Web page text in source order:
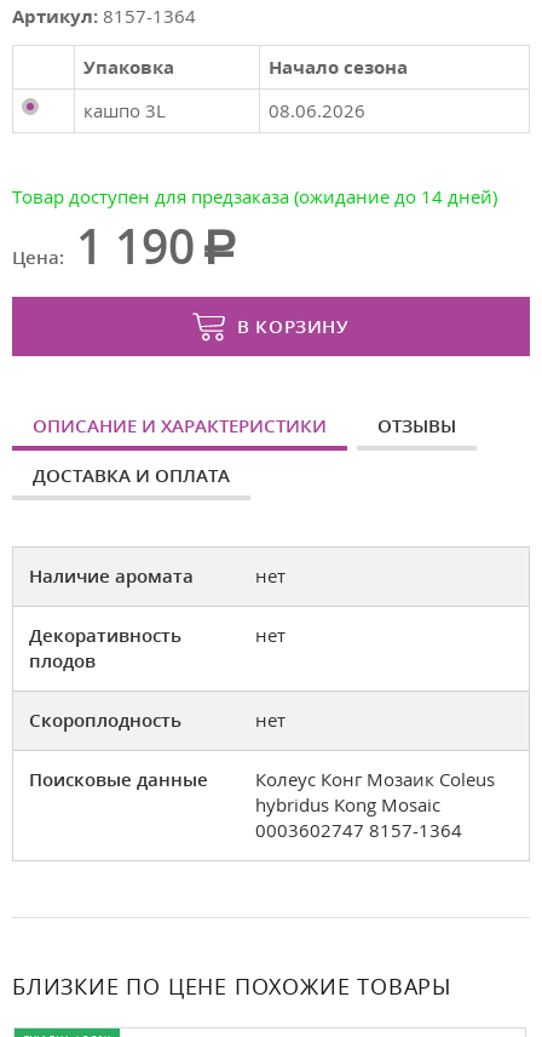
Артикул: 8157-1364
Упаковка
Начало сезона
кашпо 3L
08.06.2026
Товар доступен для предзаказа (ожидание до 14 дней)
Цена: 1 190
В КОРЗИНУ
ОПИСАНИЕ И ХАРАКТЕРИСТИКИ ОТЗЫВЫ
ДОСТАВКА И ОПЛАТА
Наличие аромата нет
Декоративность
плодов
нет
Скороплодность нет
Поисковые данные
Колеус Конг Мозаик Coleus
hybridus Kong Mosaic
0003602747 8157-1364
БЛИЗКИЕ ПО ЦЕНЕ ПОХОЖИЕ ТОВАРЫ